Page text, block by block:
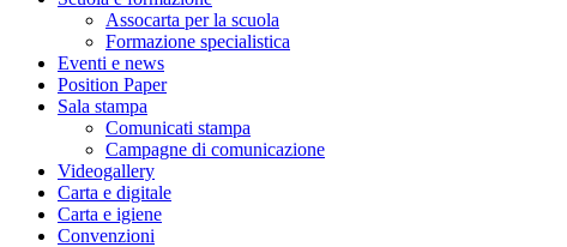
Assocarta per la scuola
Formazione specialistica
Eventi e news
Position Paper
Sala stampa
Comunicati stampa
Campagne di comunicazione
Videogallery
Carta e digitale
Carta e igiene
Convenzioni